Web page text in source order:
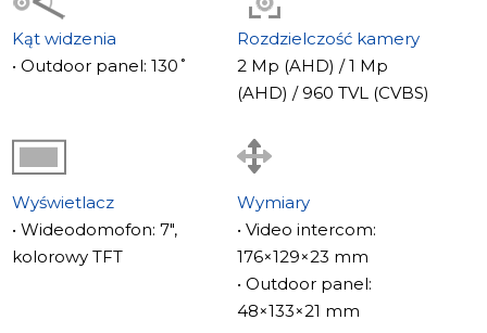
Kąt widzenia
• Outdoor panel: 130˚
Rozdzielczość kamery
2 Mp (AHD) / 1 Mp
(AHD) / 960 TVL (CVBS)
Wyświetlacz
• Wideodomofon: 7",
kolorowy TFT
Wymiary
• Video intercom:
176×129×23 mm
• Outdoor panel:
48×133×21 mm